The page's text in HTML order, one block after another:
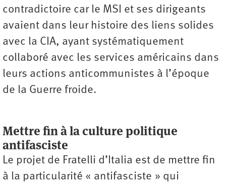
contradictoire car le MSI et ses dirigeants
avaient dans leur histoire des liens solides
avec la CIA, ayant systématiquement
collaboré avec les services américains dans
leurs actions anticommunistes à l’époque
de la Guerre froide.
Mettre fin à la culture politique
antifasciste
Le projet de Fratelli d’Italia est de mettre fin
à la particularité « antifasciste » qui